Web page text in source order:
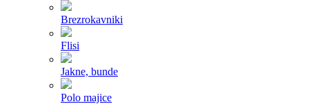
Brezrokavniki
Flisi
Jakne, bunde
Polo majice